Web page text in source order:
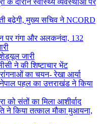
बढ़ेगी, मुख्य सचिव ने NCORD
पर गंगा और अलकनंदा, 132
जारी
ने की शिष्टाचार भेंट
का चयन- रेखा आर्या
पहल का उत्तराखंड ने किया
संतों का मिला आशीर्वाद
ने किया तत्काल मौका मुआयना,